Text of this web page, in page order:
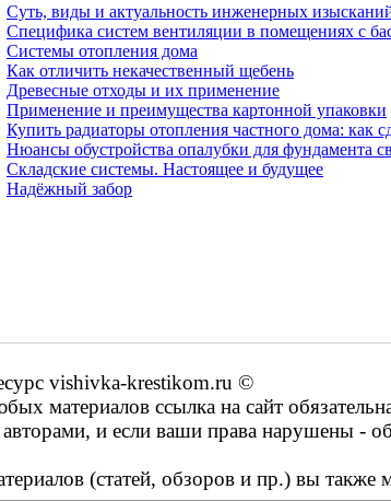
Суть, виды и актуальность инженерных
Специфика систем вентиляции в помещениях с
Системы отопления дома
Как отличить некачественный щебень
Древесные отходы и их применение
Применение и преимущества картонной упаковки
Купить радиаторы отопления частного дома: как
Нюансы обустройства опалубки для фундамента
Складские системы. Настоящее и будущее
Надёжный забор
vishivka-krestikom.ru ©
материалов ссылка на сайт
и если ваши права нарушены -
(статей, обзоров и пр.) вы также